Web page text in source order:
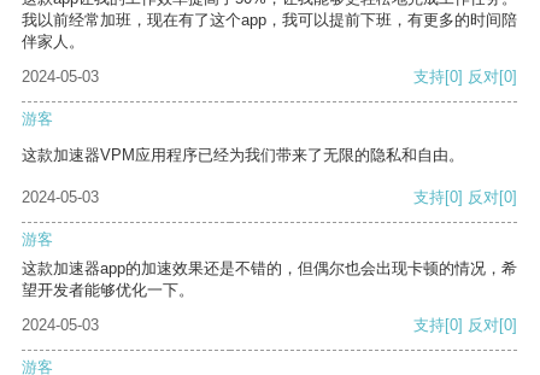
我以前经常加班，现在有了这个app，我可以提前下班，有更多的时间陪
伴家人。
2024-05-03
支持[0] 反对[0]
游客
这款加速器VPM应用程序已经为我们带来了无限的隐私和自由。
2024-05-03 支持[0] 反对[0]
游客
这款加速器app的加速效果还是不错的，但偶尔也会出现卡顿的情况，希
望开发者能够优化一下。
2024-05-03
支持[0] 反对[0]
游客